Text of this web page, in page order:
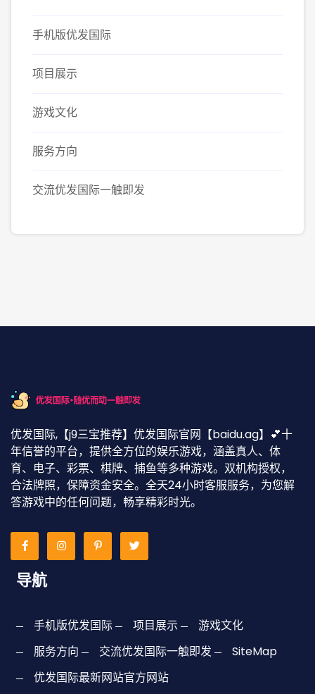
手机版优发国际
项目展示
游戏文化
服务方向
交流优发国际一触即发
优发国际,【j9三宝推荐】优发国际官网【baidu.ag】💕十
年信誉的平台，提供全方位的娱乐游戏，涵盖真人、体
育、电子、彩票、棋牌、捕鱼等多种游戏。双机构授权，
合法牌照，保障资金安全。全天24小时客服服务，为您解
答游戏中的任何问题，畅享精彩时光。
导航
手机版优发国际 项目展示
游戏文化
服务方向
交流优发国际一触即发
SiteMap
优发国际最新网站官方网站